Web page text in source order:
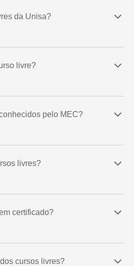
da Unisa?
livre?
pelo MEC?
livres?
certificado?
cursos livres?